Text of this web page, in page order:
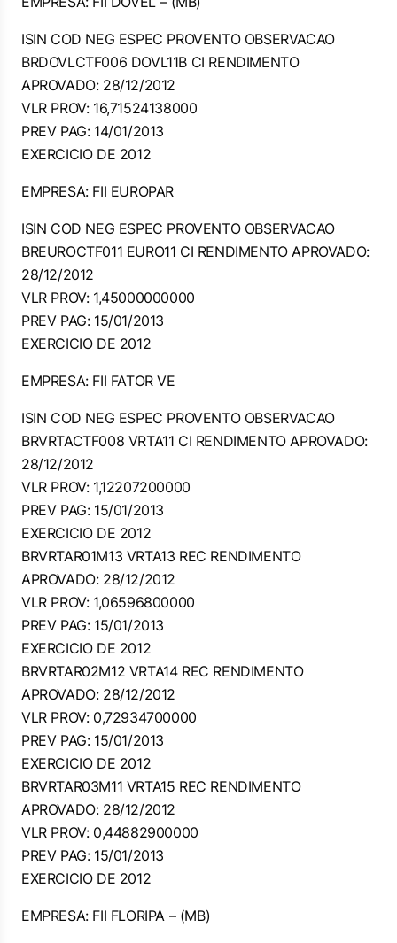
ISIN COD NEG ESPEC PROVENTO OBSERVACAO
BRDOVLCTF006 DOVL11B CI RENDIMENTO
APROVADO: 28/12/2012
VLR PROV: 16,71524138000
PREV PAG: 14/01/2013
EXERCICIO DE 2012
EMPRESA: FII EUROPAR
ISIN COD NEG ESPEC PROVENTO OBSERVACAO
BREUROCTF011 EURO11 CI RENDIMENTO APROVADO:
28/12/2012
VLR PROV: 1,45000000000
PREV PAG: 15/01/2013
EXERCICIO DE 2012
EMPRESA: FII FATOR VE
ISIN COD NEG ESPEC PROVENTO OBSERVACAO
BRVRTACTF008 VRTA11 CI RENDIMENTO APROVADO:
28/12/2012
VLR PROV: 1,12207200000
PREV PAG: 15/01/2013
EXERCICIO DE 2012
BRVRTAR01M13 VRTA13 REC RENDIMENTO
APROVADO: 28/12/2012
VLR PROV: 1,06596800000
PREV PAG: 15/01/2013
EXERCICIO DE 2012
BRVRTAR02M12 VRTA14 REC RENDIMENTO
APROVADO: 28/12/2012
VLR PROV: 0,72934700000
PREV PAG: 15/01/2013
EXERCICIO DE 2012
BRVRTAR03M11 VRTA15 REC RENDIMENTO
APROVADO: 28/12/2012
VLR PROV: 0,44882900000
PREV PAG: 15/01/2013
EXERCICIO DE 2012
EMPRESA: FII FLORIPA – (MB)